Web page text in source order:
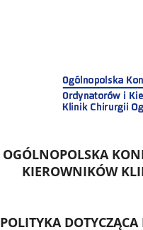
OGÓLNOPOLSKA
KIEROWNIKÓW
POLITYKA